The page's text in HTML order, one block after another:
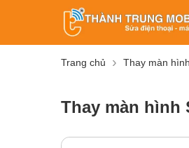
Trang chủ Thay màn hình
Thay màn hình